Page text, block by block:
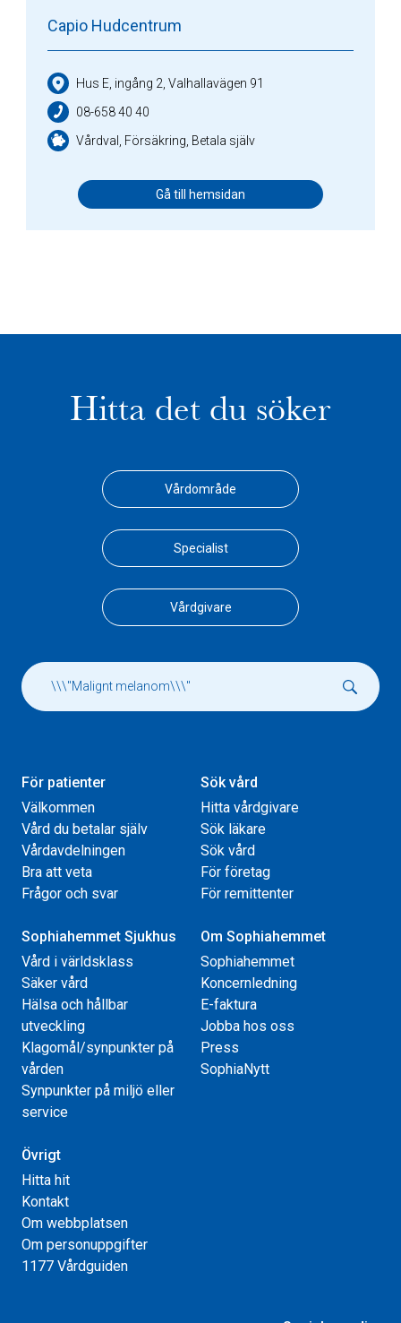
Capio Hudcentrum
Hus E, ingång 2, Valhallavägen 91
08-658 40 40
Vårdval, Försäkring, Betala själv
Gå till hemsidan
Hitta det du söker
Vårdområde
Specialist
Vårdgivare
För patienter
Välkommen
Vård du betalar själv
Vårdavdelningen
Bra att veta
Frågor och svar
Sök vård
Hitta vårdgivare
Sök läkare
Sök vård
För företag
För remittenter
Sophiahemmet Sjukhus
Vård i världsklass
Säker vård
Hälsa och hållbar
utveckling
Klagomål/synpunkter på
vården
Synpunkter på miljö eller
service
Om Sophiahemmet
Sophiahemmet
Koncernledning
E-faktura
Jobba hos oss
Press
SophiaNytt
Övrigt
Hitta hit
Kontakt
Om webbplatsen
Om personuppgifter
1177 Vårdguiden